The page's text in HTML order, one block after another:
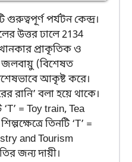
গুরুত্বপূর্ণ পর্যটন কেন্দ্র।
উত্তর ঢালে 2134
প্রাকৃতিক ও
জলবায়ু (বিশেষত
আকৃষ্ট করে।
রানি’ বলা হয়ে থাকে।
‘T’ = Toy train, Tea
তিনটি ‘T’ =
and Tourism
জন্য দায়ী।